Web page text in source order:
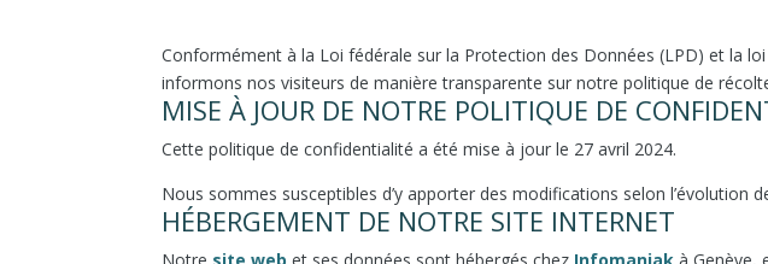
Conformément à la Loi fédérale sur la Protection des Données (LPD) et la
informons nos visiteurs de manière transparente sur notre politique de
MISE À JOUR DE NOTRE POLITIQUE DE
Cette politique de confidentialité a été mise à jour le 27 avril 2024.
Nous sommes susceptibles d’y apporter des modifications selon l’évolution
HÉBERGEMENT DE NOTRE SITE INTERNET
Notre site web et ses données sont hébergés chez Infomaniakà Genève,